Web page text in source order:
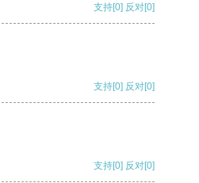
支持[0] 反对[0]
支持[0] 反对[0]
支持[0] 反对[0]